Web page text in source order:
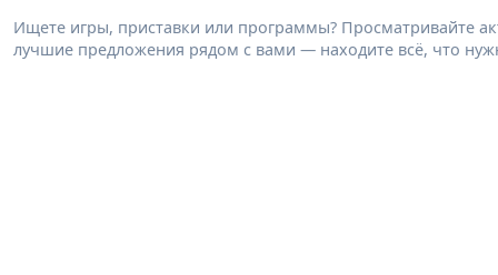
Ищете игры, приставки или программы? Просматривайте
лучшие предложения рядом с вами — находите всё, что